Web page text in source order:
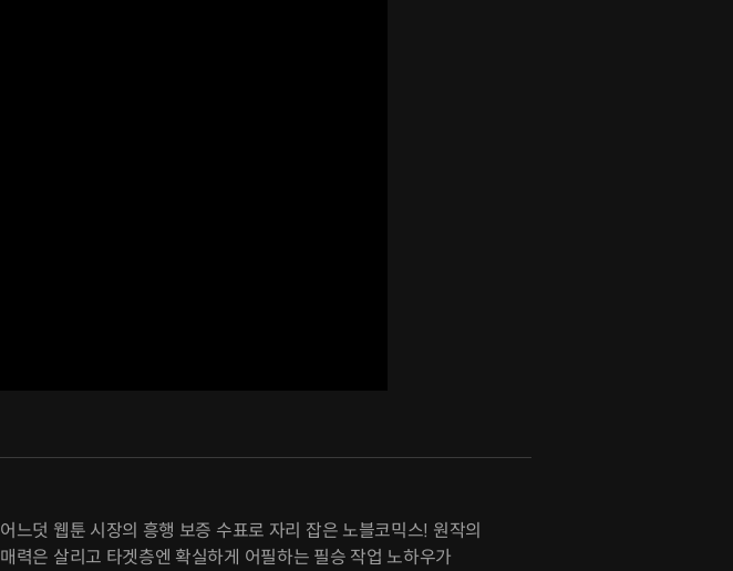
어느덧 웹툰 시장의 흥행 보증 수표로 자리 잡은 노블코믹스! 원작의
매력은 살리고 타겟층엔 확실하게 어필하는 필승 작업 노하우가